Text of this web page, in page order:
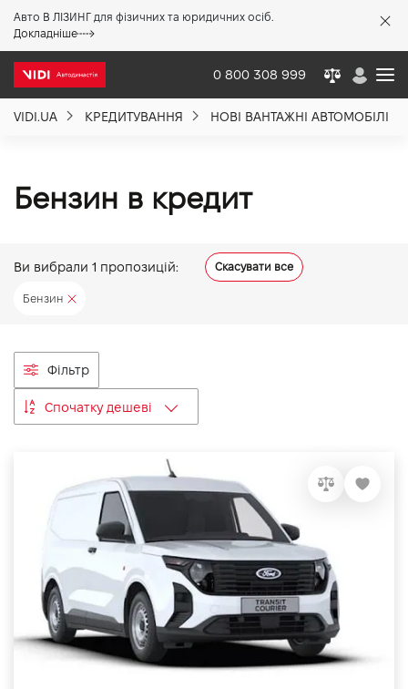
Авто В ЛІЗИНГ для фізичних та юридичних осіб.
Докладніше
0 800 308 999
VIDI.UA КРЕДИТУВАННЯ НОВІ ВАНТАЖНІ АВТОМОБІЛІ
Бензин в кредит
Ви вибрали 1 пропозицій: Скасувати все
Бензин
Фільтр
Спочатку дешеві
Акції %
Політика якості
Вакансії
VIDI Кар'єра
Контакти
Підпишись на наш канал та слідкуй за
акціями, послугами та новинками